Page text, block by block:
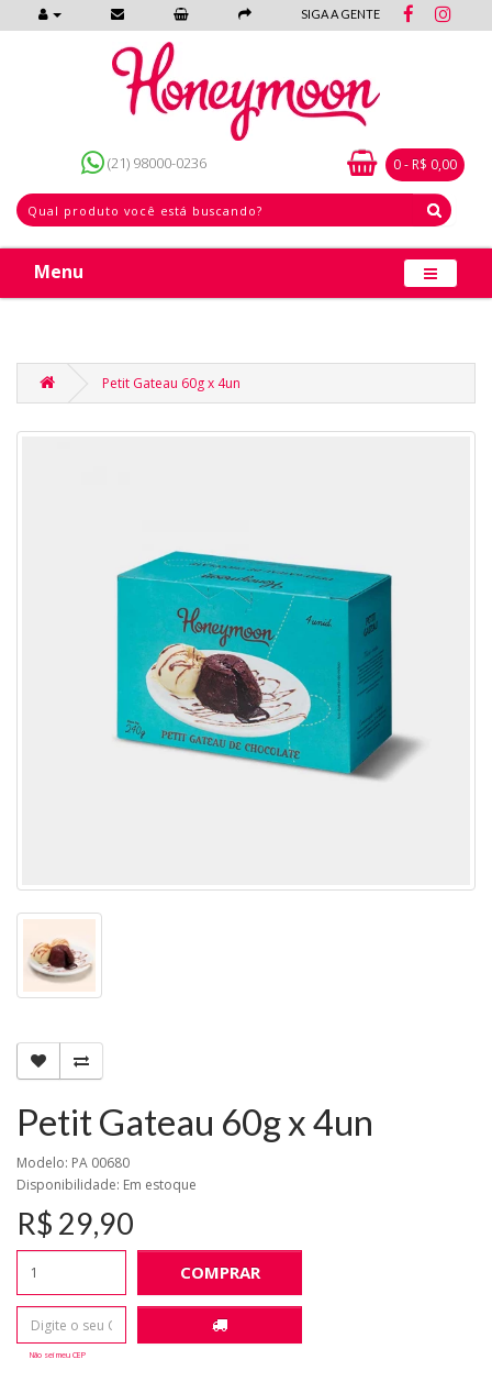
SIGA A GENTE
(21) 98000-0236 0 - R$ 0,00
Menu
Petit Gateau 60g x 4un
Petit Gateau 60g x 4un
Modelo: PA 00680
Disponibilidade: Em estoque
R$ 29,90
COMPRAR
Não sei meu CEP